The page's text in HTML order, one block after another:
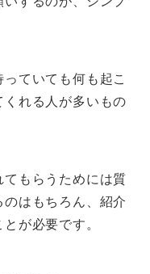
ていても何も起こ
れる人が多いもの
もらうためには質
はもちろん、紹介
が必要です。